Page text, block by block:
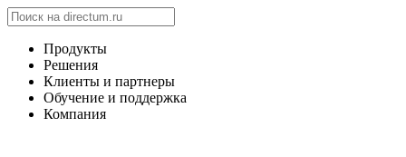
Продукты
Решения
Клиенты и партнеры
Обучение и поддержка
Компания